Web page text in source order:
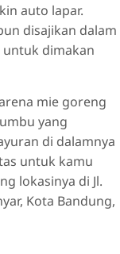
auto lapar.
disajikan dalam
dimakan
mie goreng
yang
di dalamnya
untuk kamu
lokasinya di Jl.
Kota Bandung,